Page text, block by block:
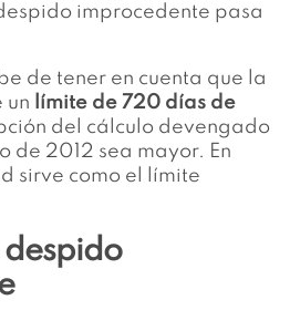
improcedente pasa
de tener en cuenta que la
un
límite de 720 días de
del cálculo devengado
de 2012 sea mayor. En
sirve como el límite
despido